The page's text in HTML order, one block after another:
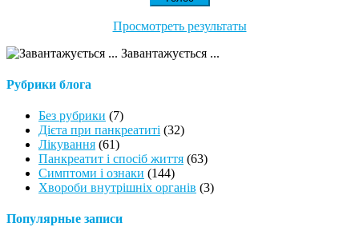
Просмотреть результаты
Завантажується ...
Рубрики блога
Без рубрики (7)
Дієта при панкреатиті (32)
Лікування (61)
Панкреатит і спосіб життя (63)
Симптоми і ознаки (144)
Хвороби внутрішніх органів (3)
Популярные записи